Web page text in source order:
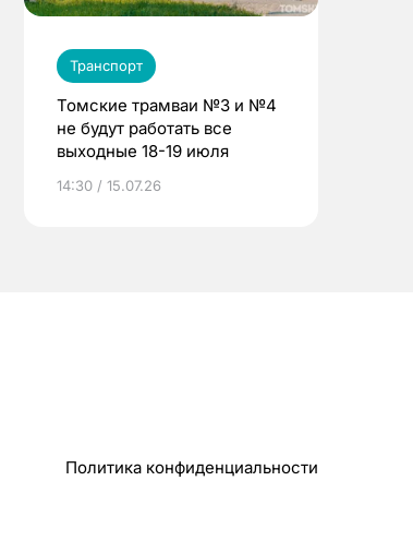
Транспорт
Томские трамваи №3 и №4
не будут работать все
выходные 18-19 июля
14:30 / 15.07.26
Политика конфиденциальности